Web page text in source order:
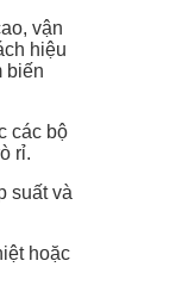
vận
hiệu
biến
các bộ
rỉ.
suất và
hoặc